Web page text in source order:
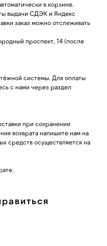
в корзине.
выдачи СДЭК и Яндекс
заказ можно отслеживать
проспект, 14 (после
системы. Для оплаты
с нами через раздел
при сохранении
возврата напишите нам на
средств осуществляется на